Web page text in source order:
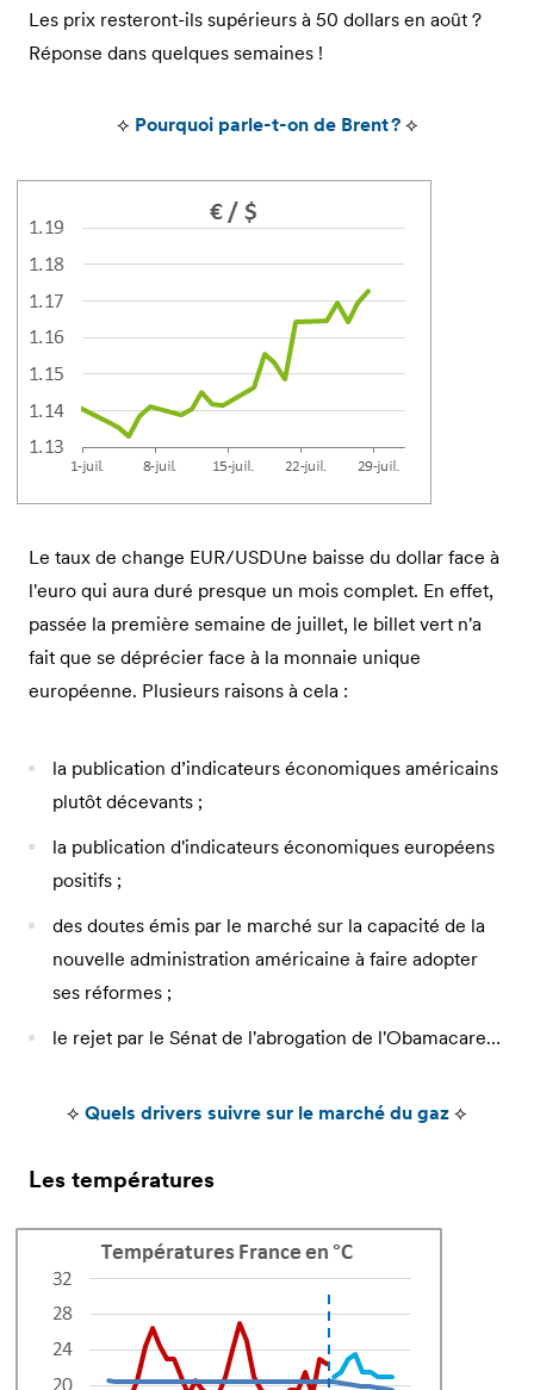
Les prix resteront-ils supérieurs à 50 dollars en août ?
Réponse dans quelques semaines !
⟡ Pourquoi parle-t-on de Brent ?⟡
Le taux de change EUR/USDUne baisse du dollar face à
l'euro qui aura duré presque un mois complet. En effet,
passée la première semaine de juillet, le billet vert n'a
fait que se déprécier face à la monnaie unique
européenne. Plusieurs raisons à cela :
la publication d’indicateurs économiques américains
plutôt décevants ;
la publication d'indicateurs économiques européens
positifs ;
des doutes émis par le marché sur la capacité de la
nouvelle administration américaine à faire adopter
ses réformes ;
le rejet par le Sénat de l'abrogation de l'Obamacare…
⟡ Quels drivers suivre sur le marché du gaz ⟡
Les températures